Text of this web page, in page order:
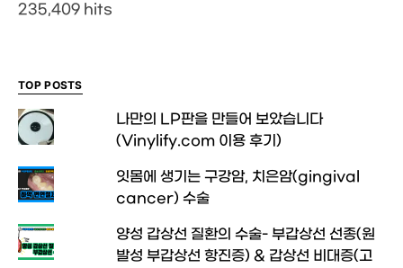
235,409 hits
TOP POSTS
나만의 LP판을 만들어 보았습니다
(Vinylify.com 이용 후기)
잇몸에 생기는 구강암, 치은암(gingival
cancer) 수술
양성 갑상선 질환의 수술- 부갑상선 선종(원
발성 부갑상선 항진증) & 갑상선 비대증(고